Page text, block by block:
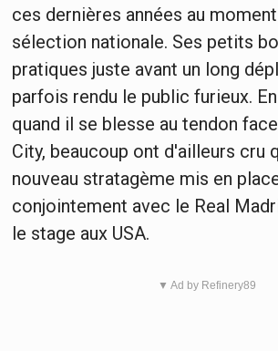
ces dernières années au
sélection nationale. Ses petits
pratiques juste avant un long
parfois rendu le public furieux.
quand il se blesse au tendon
City, beaucoup ont d'ailleurs cru
nouveau stratagème mis en
conjointement avec le Real
le stage aux USA.
▼ Ad by Refinery89